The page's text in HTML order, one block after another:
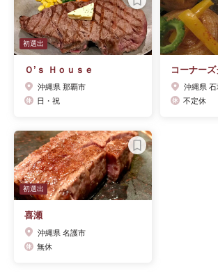
初選出
Ｏ’ｓ Ｈｏｕｓｅ
沖縄県 那覇市
日・祝
コーナー
沖縄県 石
不定休
初選出
喜瀬
沖縄県 名護市
無休